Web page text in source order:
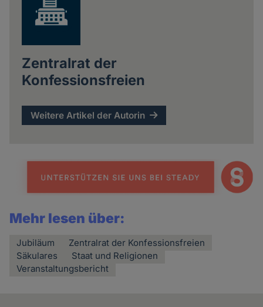
Zentralrat der
Konfessionsfreien
Weitere Artikel der Autorin
Mehr lesen über:
Jubiläum
Zentralrat der Konfessionsfreien
Säkulares
Staat und Religionen
Veranstaltungsbericht